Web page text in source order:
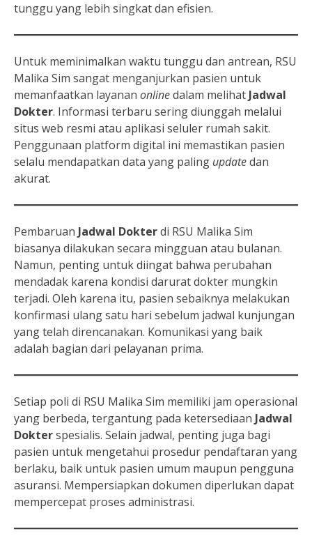
tunggu yang lebih singkat dan efisien.
Untuk meminimalkan waktu tunggu dan antrean, RSU
Malika Sim sangat menganjurkan pasien untuk
memanfaatkan layanan onlinedalam melihat Jadwal
Dokter. Informasi terbaru sering diunggah melalui
situs web resmi atau aplikasi seluler rumah sakit.
Penggunaan platform digital ini memastikan pasien
selalu mendapatkan data yang paling updatedan
akurat.
Pembaruan Jadwal Dokterdi RSU Malika Sim
biasanya dilakukan secara mingguan atau bulanan.
Namun, penting untuk diingat bahwa perubahan
mendadak karena kondisi darurat dokter mungkin
terjadi. Oleh karena itu, pasien sebaiknya melakukan
konfirmasi ulang satu hari sebelum jadwal kunjungan
yang telah direncanakan. Komunikasi yang baik
adalah bagian dari pelayanan prima.
Setiap poli di RSU Malika Sim memiliki jam operasional
yang berbeda, tergantung pada ketersediaan Jadwal
Dokterspesialis. Selain jadwal, penting juga bagi
pasien untuk mengetahui prosedur pendaftaran yang
berlaku, baik untuk pasien umum maupun pengguna
asuransi. Mempersiapkan dokumen diperlukan dapat
mempercepat proses administrasi.